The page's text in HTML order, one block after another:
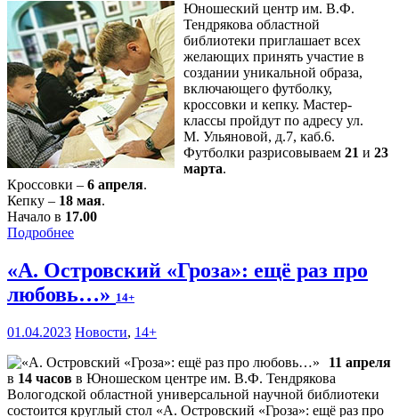
Юношеский центр им. В.Ф.
Тендрякова областной
библиотеки приглашает всех
желающих принять участие в
создании уникальной образа,
включающего футболку,
кроссовки и кепку. Мастер-
классы пройдут по адресу ул.
М. Ульяновой, д.7, каб.6.
Футболки разрисовываем 21 и 23
марта.
Кроссовки – 6 апреля.
Кепку – 18 мая.
Начало в 17.00
Подробнее
«А. Островский «Гроза»: ещё раз про
любовь…» 14+
01.04.2023 Новости, 14+
11 апреля
в 14 часов в Юношеском центре им. В.Ф. Тендрякова
Вологодской областной универсальной научной библиотеки
состоится круглый стол «А. Островский «Гроза»: ещё раз про